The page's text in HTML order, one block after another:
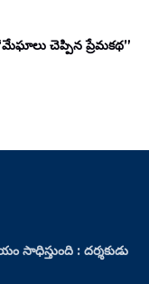
చెప్పిన ప్రేమకథ”
: దర్శకుడు